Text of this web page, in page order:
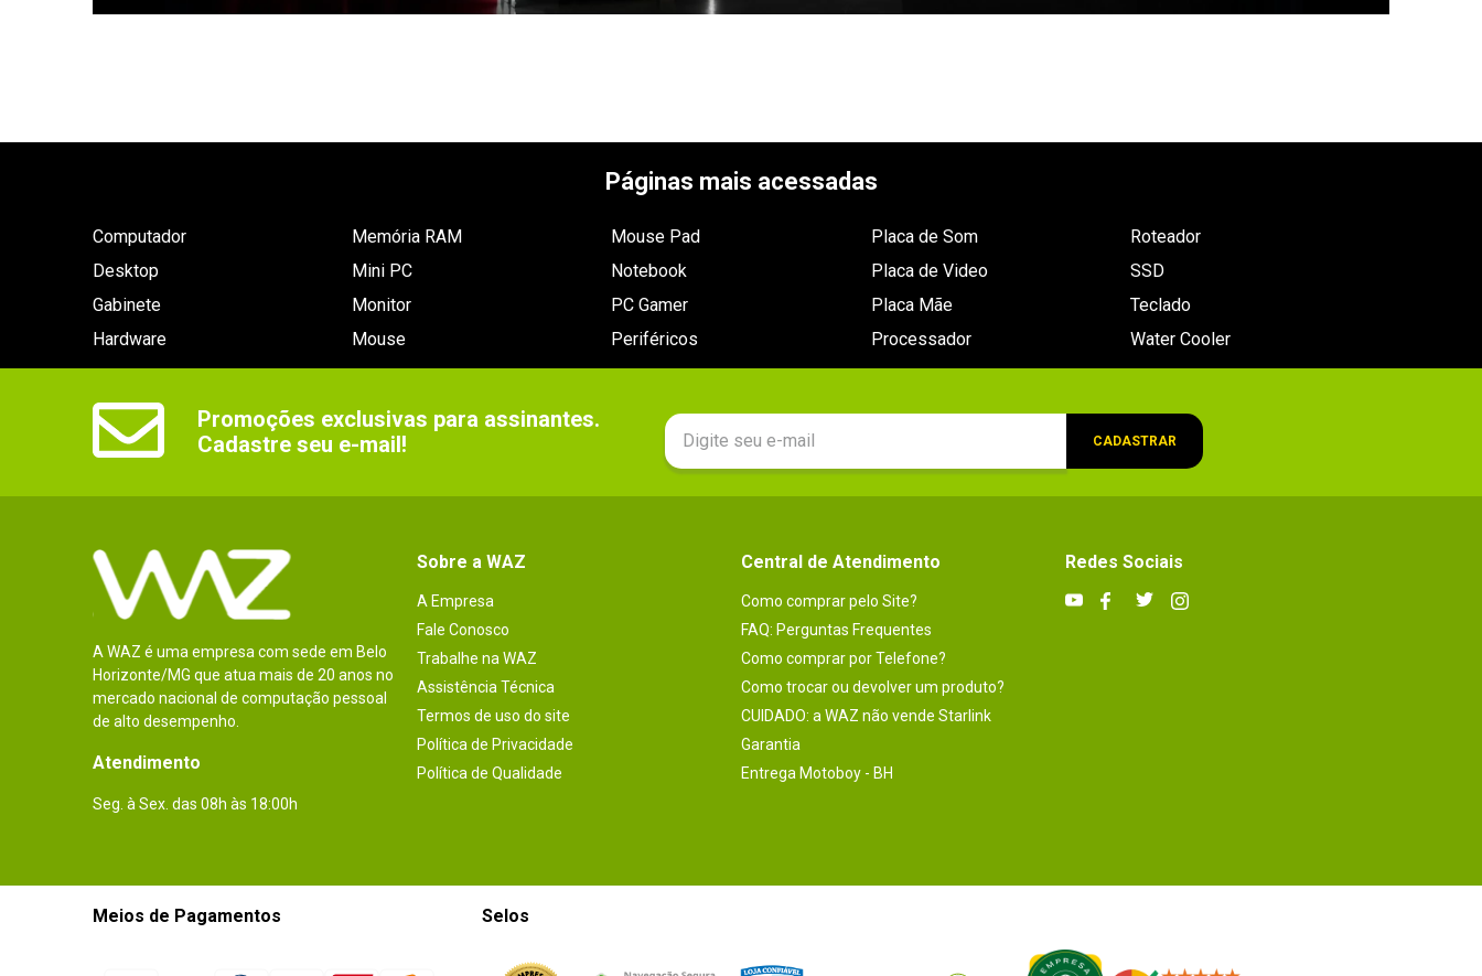
Páginas mais acessadas
Computador
Desktop
Gabinete
Hardware
Memória RAM
Mini PC
Monitor
Mouse
Mouse Pad
Notebook
PC Gamer
Periféricos
Placa de Som
Placa de Video
Placa Mãe
Processador
Roteador
SSD
Teclado
Water Cooler
Promoções exclusivas para assinantes.
Cadastre seu e-mail!
CADASTRAR
A WAZ é uma empresa com sede em Belo
Horizonte/MG que atua mais de 20 anos no
mercado nacional de computação pessoal
de alto desempenho.
Atendimento
Seg. à Sex. das 08h às 18:00h
Sobre a WAZ
A Empresa
Fale Conosco
Trabalhe na WAZ
Assistência Técnica
Termos de uso do site
Política de Privacidade
Política de Qualidade
Central de Atendimento
Como comprar pelo Site?
FAQ: Perguntas Frequentes
Como comprar por Telefone?
Como trocar ou devolver um produto?
CUIDADO: a WAZ não vende Starlink
Garantia
Entrega Motoboy - BH
Redes Sociais
Meios de Pagamentos Selos